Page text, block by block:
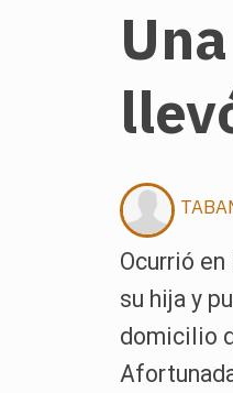
Ocurrió
su hija y
domicilio